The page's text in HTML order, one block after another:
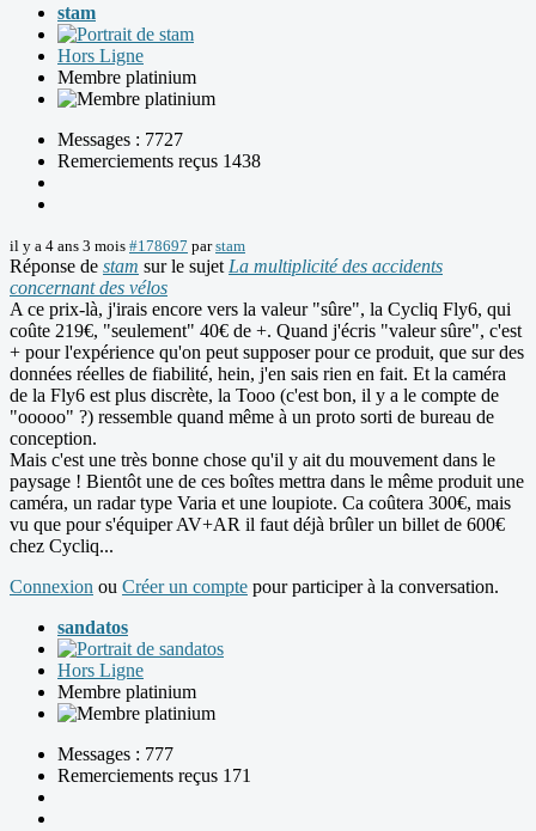
stam
Hors Ligne
Membre platinium
Messages : 7727
Remerciements reçus 1438
il y a 4 ans 3 mois #178697 parstam
Réponse de stam sur le sujet La multiplicité des accidents
concernant des vélos
A ce prix-là, j'irais encore vers la valeur "sûre", la Cycliq Fly6, qui
coûte 219€, "seulement" 40€ de +. Quand j'écris "valeur sûre", c'est
+ pour l'expérience qu'on peut supposer pour ce produit, que sur des
données réelles de fiabilité, hein, j'en sais rien en fait. Et la caméra
de la Fly6 est plus discrète, la Tooo (c'est bon, il y a le compte de
"ooooo" ?) ressemble quand même à un proto sorti de bureau de
conception.
Mais c'est une très bonne chose qu'il y ait du mouvement dans le
paysage ! Bientôt une de ces boîtes mettra dans le même produit une
caméra, un radar type Varia et une loupiote. Ca coûtera 300€, mais
vu que pour s'équiper AV+AR il faut déjà brûler un billet de 600€
chez Cycliq...
Connexion ou Créer un compte pour participer à la conversation.
sandatos
Hors Ligne
Membre platinium
Messages : 777
Remerciements reçus 171